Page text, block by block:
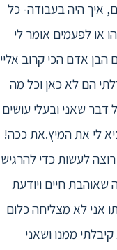
איך היה בעבודה- כל
או לפעמים אומר לי
הבן אדם הכי קרוב אליי
הם לא כאן וכל מה
שאני ובעלי עושים
הולדת - חופשה באילת 5 ימים וכל השבוע הוציא לי את המיץ.את ככה!
לעשות כדי להרגיש
שאוהבת חיים ויודעת
אני לא מצליחה כלום
ממנו ושאני